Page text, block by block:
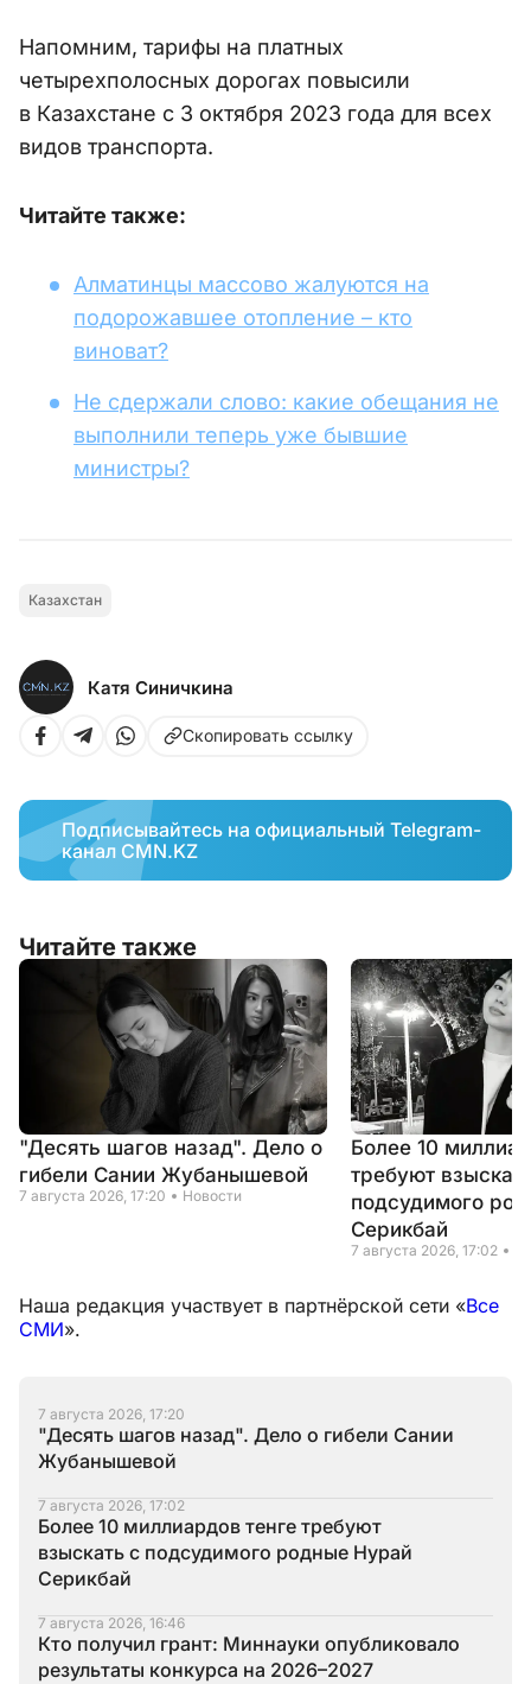
Напомним, тарифы на платных
четырехполосных дорогах повысили
в Казахстане с 3 октября 2023 года для всех
видов транспорта.
Читайте также:
Алматинцы массово жалуются на
подорожавшее отопление – кто
виноват?
Не сдержали слово: какие обещания не
выполнили теперь уже бывшие
министры?
Казахстан
Катя Синичкина
Скопировать ссылку
Подписывайтесь на официальный Telegram-
канал CMN.KZ
Читайте также
"Десять шагов назад". Дело о
гибели Сании Жубанышевой
7 августа 2026, 17:20 Новости
Более 10
требуют
подсудимого
Серикбай
7 августа 2026, 17:02
Наша редакция участвует в партнёрской сети «Все
СМИ».
7 августа 2026, 17:20
"Десять шагов назад". Дело о гибели Сании
Жубанышевой
7 августа 2026, 17:02
Более 10 миллиардов тенге требуют
взыскать с подсудимого родные Нурай
Серикбай
7 августа 2026, 16:46
Кто получил грант: Миннауки опубликовало
результаты конкурса на 2026–2027